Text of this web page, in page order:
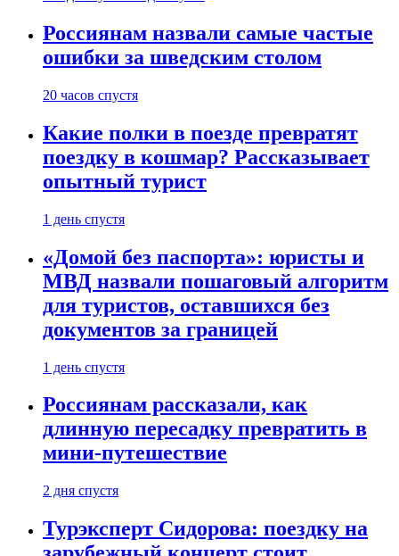
Россиянам назвали самые частые
ошибки за шведским столом
20 часов спустя
Какие полки в поезде превратят
поездку в кошмар? Рассказывает
опытный турист
1 день спустя
«Домой без паспорта»: юристы и
МВД назвали пошаговый алгоритм
для туристов, оставшихся без
документов за границей
1 день спустя
Россиянам рассказали, как
длинную пересадку превратить в
мини-путешествие
2 дня спустя
Турэксперт Сидорова: поездку на